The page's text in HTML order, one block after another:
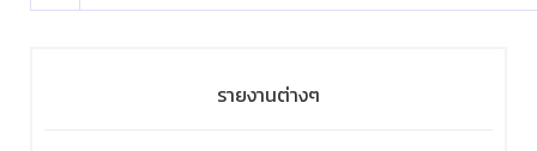
รายงานต่างๆ